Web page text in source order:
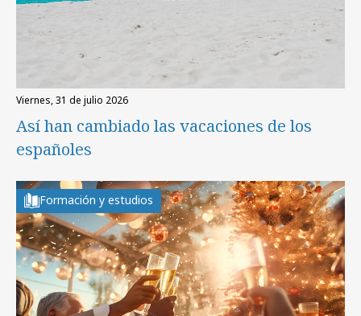
viernes, 31 de julio 2026
Así han cambiado las vacaciones de los
españoles
Formación y estudios